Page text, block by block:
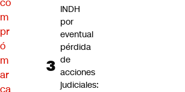
m
pr
ó
m
ar
ca
INDH
por
eventual
pérdida
de
acciones
judiciales: